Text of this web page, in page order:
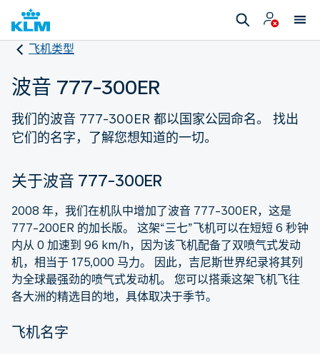
飞机类型
波音 777-300ER
我们的波音 777-300ER 都以国家公园命名。 找出
它们的名字，了解您想知道的一切。
关于波音 777-300ER
2008 年，我们在机队中增加了波音 777-300ER，这是
777-200ER 的加长版。 这架“三七”飞机可以在短短 6 秒钟
内从 0 加速到 96 km/h，因为该飞机配备了双喷气式发动
机，相当于 175,000 马力。 因此，吉尼斯世界纪录将其列
为全球最强劲的喷气式发动机。 您可以搭乘这架飞机飞往
各大洲的精选目的地，具体取决于季节。
飞机名字